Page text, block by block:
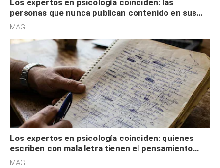
Los expertos en psicología coinciden: las
personas que nunca publican contenido en sus
redes sociales no pretenden buscar validación
MAG.
Los expertos en psicología coinciden: quienes
escriben con mala letra tienen el pensamiento
acelerado y no lo hacen por desinterés
MAG.